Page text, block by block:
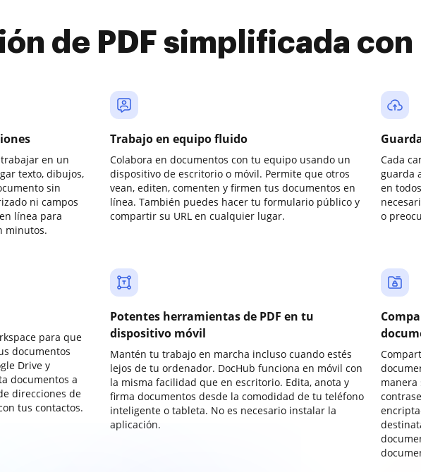
de PDF simplificada
en un
texto, dibujos,
sin
ni campos
línea para
minutos.
Trabajo en equipo fluido
Colabora en documentos con tu equipo usando un
dispositivo de escritorio o móvil. Permite que otros
vean, editen, comenten y firmen tus documentos en
línea. También puedes hacer tu formulario público y
compartir su URL en cualquier lugar.
Cada
guarda
en
o
para que
documentos
Drive y
documentos a
direcciones de
tus contactos.
Potentes herramientas de PDF en tu
dispositivo móvil
Mantén tu trabajo en marcha incluso cuando estés
lejos de tu ordenador. DocHub funciona en móvil con
la misma facilidad que en escritorio. Edita, anota y
firma documentos desde la comodidad de tu teléfono
inteligente o tableta. No es necesario instalar la
aplicación.
manera